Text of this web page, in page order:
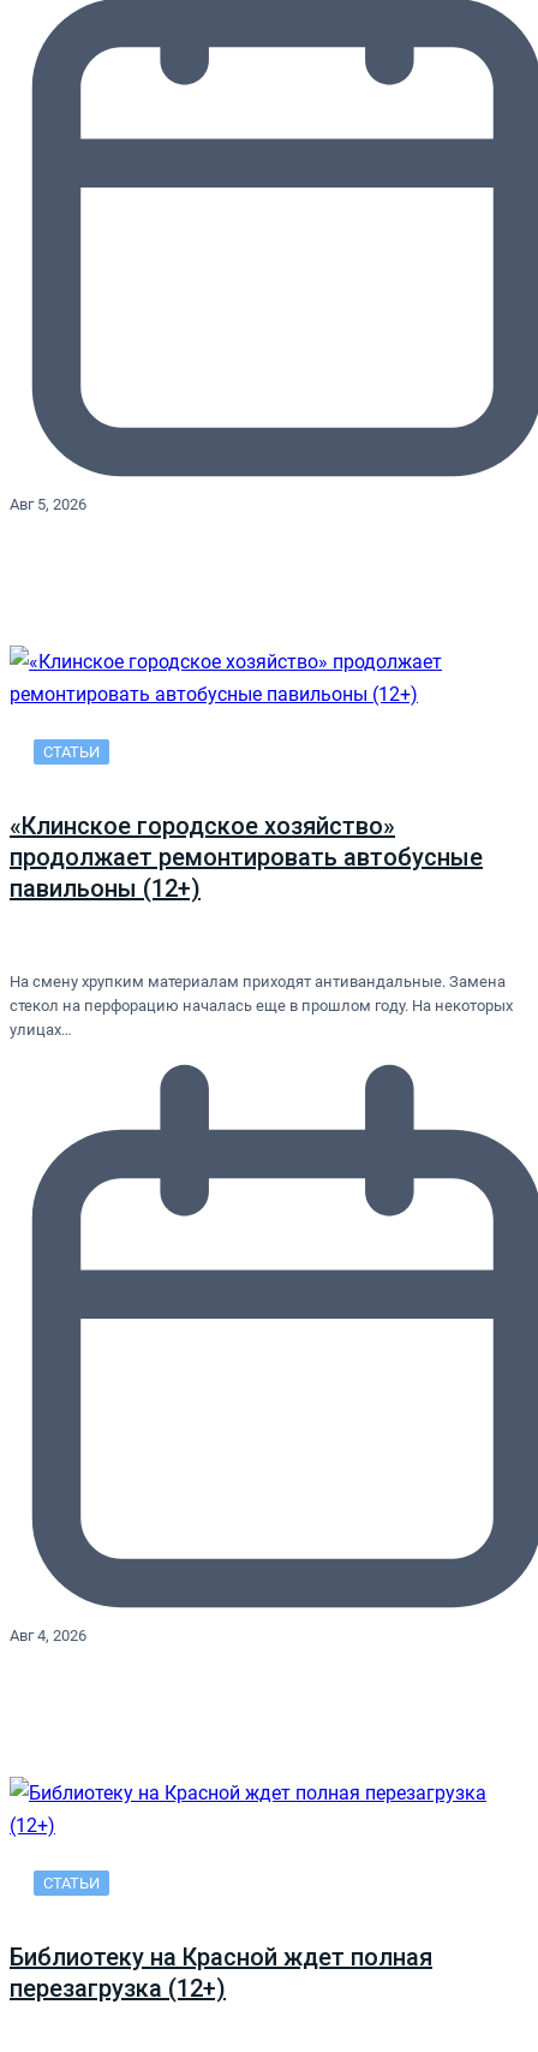
Авг 5, 2026
СТАТЬИ
«Клинское городское хозяйство»
продолжает ремонтировать автобусные
павильоны (12+)
На смену хрупким материалам приходят антивандальные. Замена
стекол на перфорацию началась еще в прошлом году. На некоторых
улицах…
Авг 4, 2026
СТАТЬИ
Библиотеку на Красной ждет полная
перезагрузка (12+)